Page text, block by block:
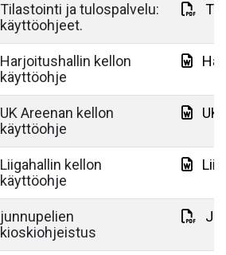
Tilastointi ja tulospalvelu:
käyttöohjeet.
Harjoitushallin kellon
käyttöohje
UK Areenan kellon
käyttöohje
UK
Liigahallin kellon
käyttöohje
junnupelien
kioskiohjeistus